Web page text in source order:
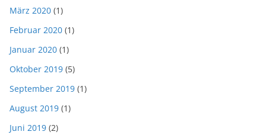
März 2020 (1)
Februar 2020 (1)
Januar 2020 (1)
Oktober 2019 (5)
September 2019 (1)
August 2019 (1)
Juni 2019 (2)